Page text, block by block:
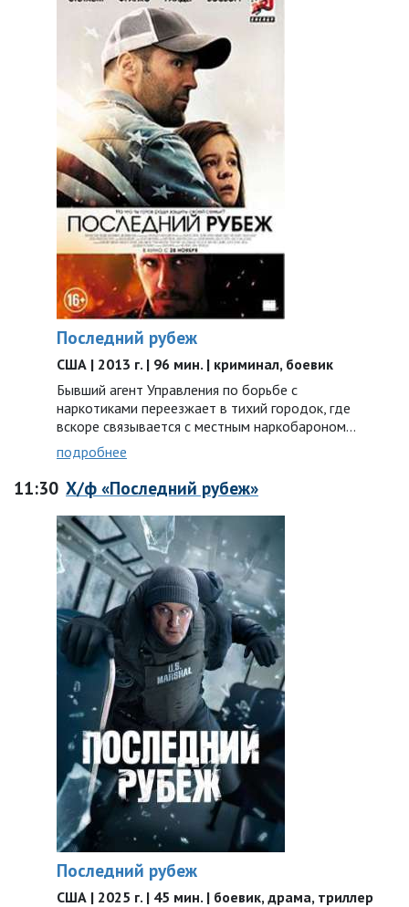
Последний рубеж
США | 2013 г. | 96 мин. | криминал, боевик
Бывший агент Управления по борьбе с
наркотиками переезжает в тихий городок, где
вскоре связывается с местным наркобароном…
подробнее
11:30 Х/ф «Последний рубеж»
Последний рубеж
США | 2025 г. | 45 мин. | боевик, драма, триллер